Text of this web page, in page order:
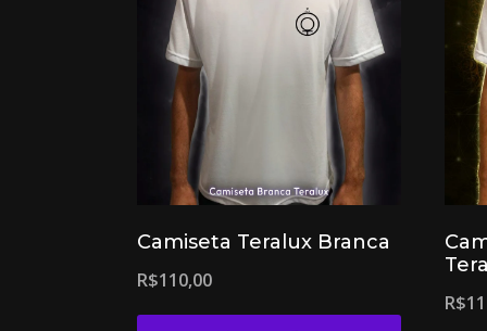
Camiseta Teralux Branca
R$110,00
R$